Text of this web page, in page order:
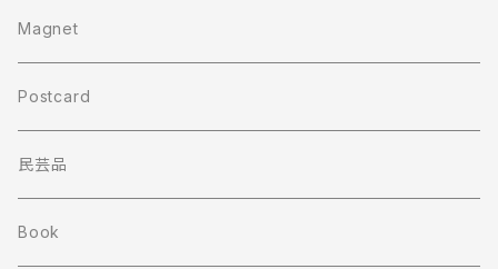
Magnet
Postcard
民芸品
Book